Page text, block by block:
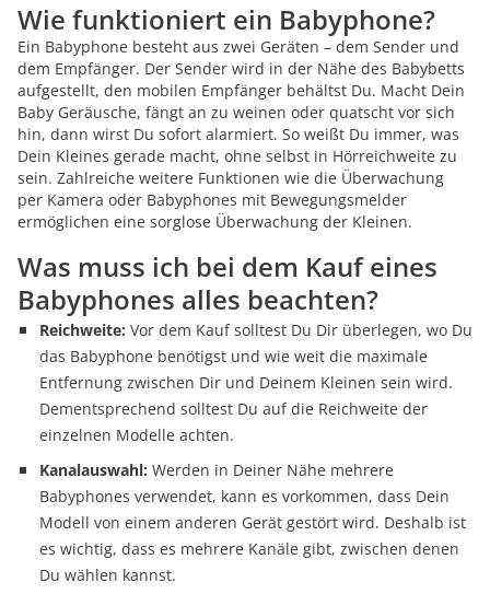
Wie funktioniert ein Babyphone?
Ein Babyphone besteht aus zwei Geräten – dem Sender und
dem Empfänger. Der Sender wird in der Nähe des Babybetts
aufgestellt, den mobilen Empfänger behältst Du. Macht Dein
Baby Geräusche, fängt an zu weinen oder quatscht vor sich
hin, dann wirst Du sofort alarmiert. So weißt Du immer, was
Dein Kleines gerade macht, ohne selbst in Hörreichweite zu
sein. Zahlreiche weitere Funktionen wie die Überwachung
per Kamera oder Babyphones mit Bewegungsmelder
ermöglichen eine sorglose Überwachung der Kleinen.
Was muss ich bei dem Kauf eines
Babyphones alles beachten?
Reichweite: Vor dem Kauf solltest Du Dir überlegen, wo Du
das Babyphone benötigst und wie weit die maximale
Entfernung zwischen Dir und Deinem Kleinen sein wird.
Dementsprechend solltest Du auf die Reichweite der
einzelnen Modelle achten.
Kanalauswahl: Werden in Deiner Nähe mehrere
Babyphones verwendet, kann es vorkommen, dass Dein
Modell von einem anderen Gerät gestört wird. Deshalb ist
es wichtig, dass es mehrere Kanäle gibt, zwischen denen
Du wählen kannst.